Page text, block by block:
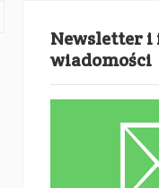
Newsletter i
wiadomości